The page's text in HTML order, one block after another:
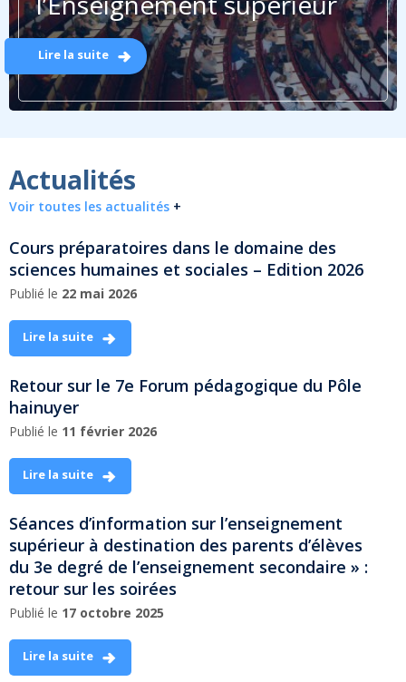
Lire la suite
Actualités
Voir toutes les actualités +
Cours préparatoires dans le domaine des
sciences humaines et sociales – Edition 2026
Publié le 22 mai 2026
Lire la suite
Retour sur le 7e Forum pédagogique du Pôle
hainuyer
Publié le 11 février 2026
Lire la suite
Séances d’information sur l’enseignement
supérieur à destination des parents d’élèves
du 3e degré de l’enseignement secondaire » :
retour sur les soirées
Publié le 17 octobre 2025
Lire la suite